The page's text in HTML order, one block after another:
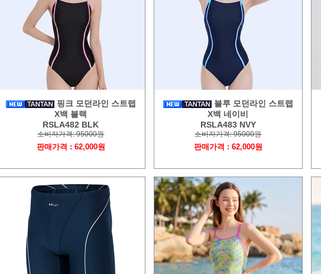
핑크 모던라인 스트랩
X백 블랙
RSLA482 BLK
소비자가격: 95000원
판매가격 : 62,000원
블루 모던라인 스트랩
X백 네이비
RSLA483 NVY
소비자가격: 95000원
판매가격 : 62,000원